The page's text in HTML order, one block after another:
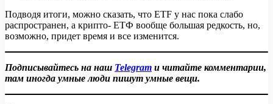
Подводя итоги, можно сказать, что ETF у нас пока слабо
распространен, а крипто- ЕТФ вообще большая редкость, но,
возможно, придет время и все изменится.
Подписывайтесь на наш Telegram и читайте комментарии,
там иногда умные люди пишут умные вещи.